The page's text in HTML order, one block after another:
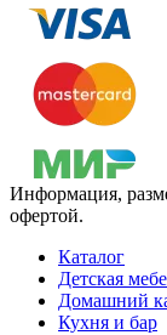
Информация,
офертой.
Каталог
Детская
Домашний
Кухня и бар